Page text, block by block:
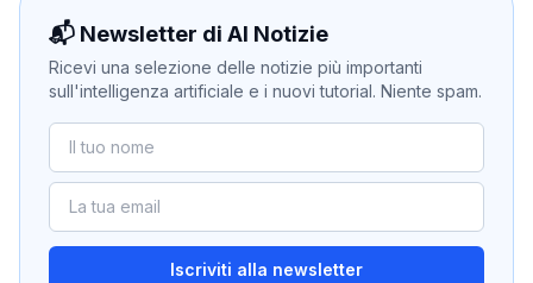
📬 Newsletter di AI Notizie
Ricevi una selezione delle notizie più importanti
sull'intelligenza artificiale e i nuovi tutorial. Niente spam.
Iscriviti alla newsletter